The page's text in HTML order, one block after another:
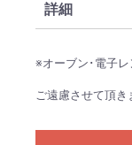
詳細
※オーブン･電子
※陶器商
ご遠慮させて頂き